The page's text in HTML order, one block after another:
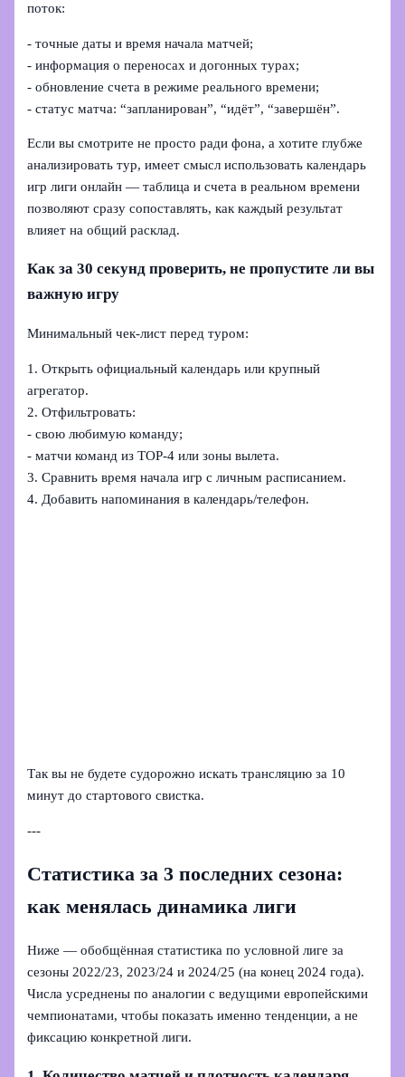
поток:
- точные даты и время начала матчей;
- информация о переносах и догонных турах;
- обновление счета в режиме реального времени;
- статус матча: “запланирован”, “идёт”, “завершён”.
Если вы смотрите не просто ради фона, а хотите глубже
анализировать тур, имеет смысл использовать календарь
игр лиги онлайн — таблица и счета в реальном времени
позволяют сразу сопоставлять, как каждый результат
влияет на общий расклад.
Как за 30 секунд проверить, не пропустите ли вы
важную игру
Минимальный чек‑лист перед туром:
1. Открыть официальный календарь или крупный
агрегатор.
2. Отфильтровать:
- свою любимую команду;
- матчи команд из TOP‑4 или зоны вылета.
3. Сравнить время начала игр с личным расписанием.
4. Добавить напоминания в календарь/телефон.
Так вы не будете судорожно искать трансляцию за 10
минут до стартового свистка.
---
Статистика за 3 последних сезона:
как менялась динамика лиги
Ниже — обобщённая статистика по условной лиге за
сезоны 2022/23, 2023/24 и 2024/25 (на конец 2024 года).
Числа усреднены по аналогии с ведущими европейскими
чемпионатами, чтобы показать именно тенденции, а не
фиксацию конкретной лиги.